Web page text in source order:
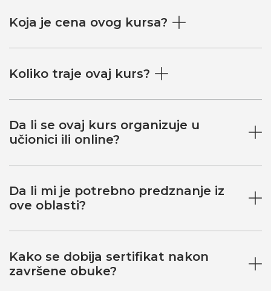
Koja je cena ovog kursa?
Koliko traje ovaj kurs?
Da li se ovaj kurs organizuje u
učionici ili online?
Da li mi je potrebno predznanje iz
ove oblasti?
Kako se dobija sertifikat nakon
završene obuke?